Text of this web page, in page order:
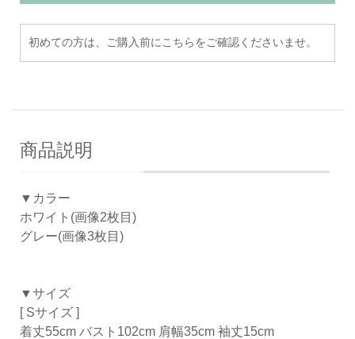
初めての方は、ご購入前にこちらをご確認くださいませ。
商品説明
▼カラー
ホワイト(画像2枚目)
グレー(画像3枚目)
▼サイズ
[ Sサイズ ]
着丈55cm バスト102cm 肩幅35cm 袖丈15cm